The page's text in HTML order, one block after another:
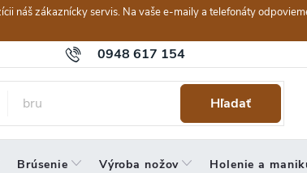
náš zákaznícky servis. Na vaše e-maily a telefonáty
0948 617 154
obchodu Obchodné podmienky
Hľadať
Brúsenie Výroba nožov Holenie a